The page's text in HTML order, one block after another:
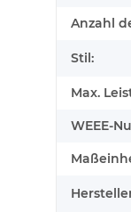
Anzahl
Stil:
Max.
WEEE-